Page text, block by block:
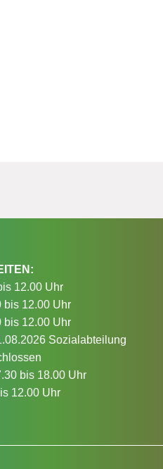
12.00 Uhr
bis 12.00 Uhr
bis 12.00 Uhr
Sozialabteilung
bis 18.00 Uhr
12.00 Uhr